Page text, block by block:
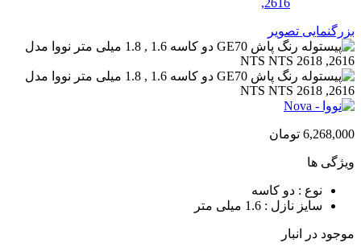
بزرگنمایی تصویر
6,268,000 تومان
ویژگی ها
نوع : دو کاسه
سایز نازل : 1.6 میلی متر
موجود در انبار